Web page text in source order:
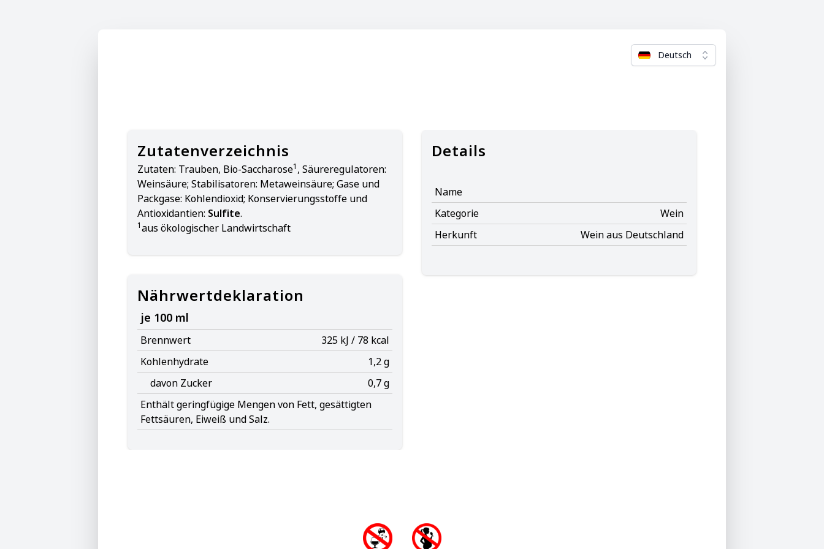
Deutsch
Zutatenverzeichnis
Zutaten: Trauben, Bio-Saccharose1 , Säureregulatoren:
Weinsäure; Stabilisatoren: Metaweinsäure; Gase und
Packgase: Kohlendioxid; Konservierungsstoffe und
Antioxidantien: Sulfite.
1aus ökologischer Landwirtschaft
Nährwertdeklaration
je 100 ml
Brennwert
325 kJ / 78 kcal
Kohlenhydrate
1,2 g
davon Zucker
0,7 g
Enthält geringfügige Mengen von Fett, gesättigten
Fettsäuren, Eiweiß und Salz.
Details
Name
Kategorie
Wein
Herkunft
Wein aus Deutschland